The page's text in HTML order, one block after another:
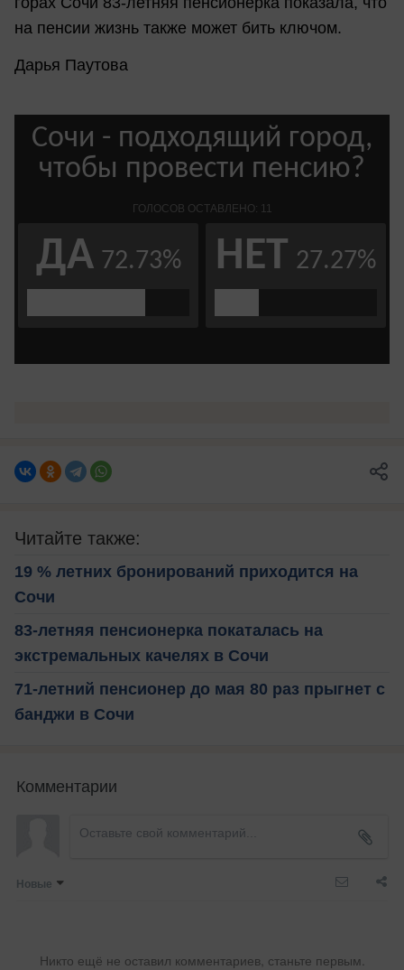
на пенсии жизнь также может бить ключом.
Дарья Паутова
Читайте также:
19 % летних бронирований приходится на
Сочи
83-летняя пенсионерка покаталась на
экстремальных качелях в Сочи
71-летний пенсионер до мая 80 раз прыгнет с
банджи в Сочи
Комментарии
Новые
Никто ещё не оставил комментариев, станьте первым.